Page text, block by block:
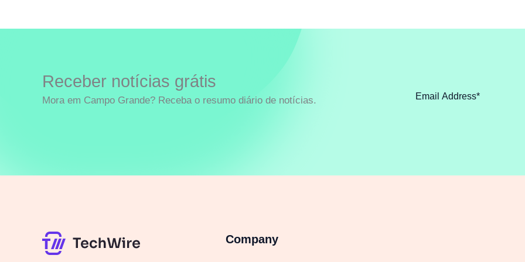
Receber notícias grátis
Mora em Campo Grande? Receba o resumo diário de notícias.
Company